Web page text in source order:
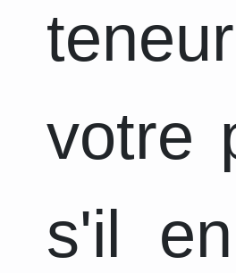
votre
s'il